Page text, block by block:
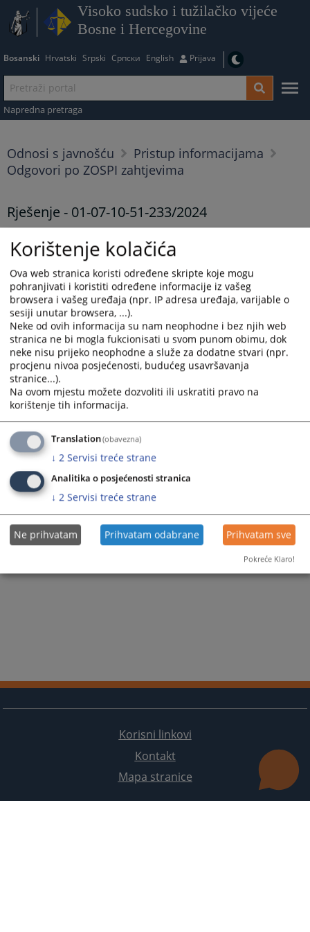
Visoko sudsko i tužilačko vijeće
Bosne i Hercegovine
Bosanski Hrvatski Srpski Српски English Prijava
Napredna pretraga
Odnosi s javnošću
Pristup informacijama
Odgovori po ZOSPI zahtjevima
Rješenje - 01-07-10-51-233/2024
Rješenje - 01-07-10-51-233/2024
Prikazana vijest je na: Bosanski jezik
175PREGLEDA
Korisni linkovi
Kontakt
Mapa stranice
Korištenje kolačića
Ova web stranica koristi određene skripte koje mogu
pohranjivati i koristiti određene informacije iz vašeg
browsera i vašeg uređaja (npr. IP adresa uređaja, varijable o
sesiji unutar browsera, ...).
Neke od ovih informacija su nam neophodne i bez njih web
stranica ne bi mogla fukcionisati u svom punom obimu, dok
neke nisu prijeko neophodne a služe za dodatne stvari (npr.
procjenu nivoa posjećenosti, budućeg usavršavanja
stranice...).
Na ovom mjestu možete dozvoliti ili uskratiti pravo na
korištenje tih informacija.
Translation(obavezna)
↓ 2 Servisi treće strane
Analitika o posjećenosti stranica
↓ 2 Servisi treće strane
Ne prihvatam Prihvatam odabrane Prihvatam sve
Pokreće Klaro!